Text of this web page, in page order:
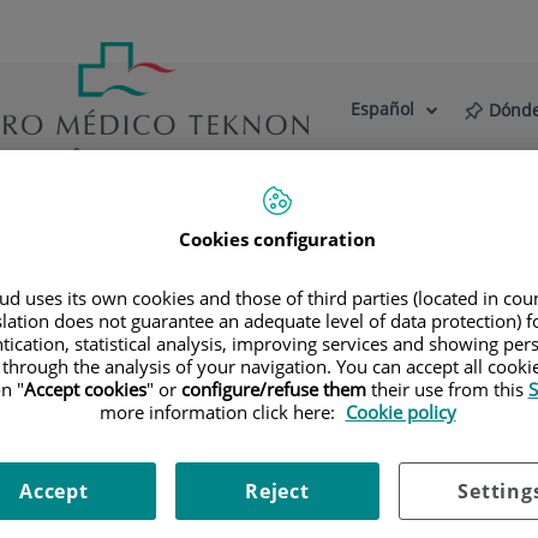
Selector
de
Idioma
Español
Blog
inferiores
de la arteria aorta abdominal, obteniendo imágenes de
y ondas de radio (con un emisor y un receptor). Es
no utiliza radiación ionizante. La calidad de las
en aquellos pacientes en los que hay sospecha de
de ambas extremidades como mapa vascular antes
Cookies configuration
uses its own cookies and those of third parties (located in
does not guarantee an adequate level of data protection)
statistical analysis, improving services and showing
the analysis of your navigation. You can accept all
"Accept cookies" or configure/refuse themtheir use from this
more information click here: Cookie policy
Reject
Accept